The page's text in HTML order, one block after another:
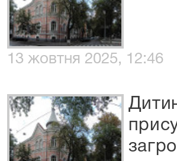
13 жовтня 2025, 12:46